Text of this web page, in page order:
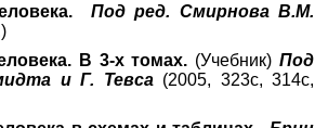
Под ред. Смирнова В.М.
В 3-х томах. (Учебник)Под
и Г. Тевса(2005, 323с, 314с,